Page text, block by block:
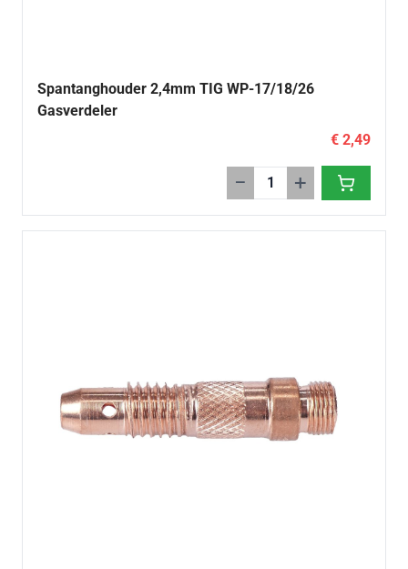
Spantanghouder 2,4mm TIG WP-17/18/26
Gasverdeler
€ 2,49
− +